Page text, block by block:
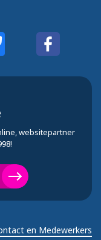
websitepartner
en Medewerkers